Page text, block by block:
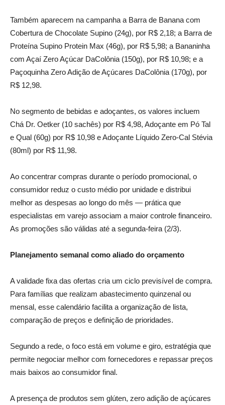
Também aparecem na campanha a Barra de Banana com
Cobertura de Chocolate Supino (24g), por R$ 2,18; a Barra de
Proteína Supino Protein Max (46g), por R$ 5,98; a Bananinha
com Açaí Zero Açúcar DaColônia (150g), por R$ 10,98; e a
Paçoquinha Zero Adição de Açúcares DaColônia (170g), por
R$ 12,98.
No segmento de bebidas e adoçantes, os valores incluem
Chá Dr. Oetker (10 sachês) por R$ 4,98, Adoçante em Pó Tal
e Qual (60g) por R$ 10,98 e Adoçante Líquido Zero-Cal Stévia
(80ml) por R$ 11,98.
Ao concentrar compras durante o período promocional, o
consumidor reduz o custo médio por unidade e distribui
melhor as despesas ao longo do mês — prática que
especialistas em varejo associam a maior controle financeiro.
As promoções são válidas até a segunda-feira (2/3).
Planejamento semanal como aliado do orçamento
A validade fixa das ofertas cria um ciclo previsível de compra.
Para famílias que realizam abastecimento quinzenal ou
mensal, esse calendário facilita a organização de lista,
comparação de preços e definição de prioridades.
Segundo a rede, o foco está em volume e giro, estratégia que
permite negociar melhor com fornecedores e repassar preços
mais baixos ao consumidor final.
A presença de produtos sem glúten, zero adição de açúcares